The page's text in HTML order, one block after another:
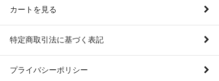
カートを見る
特定商取引法に基づく表記
プライバシーポリシー